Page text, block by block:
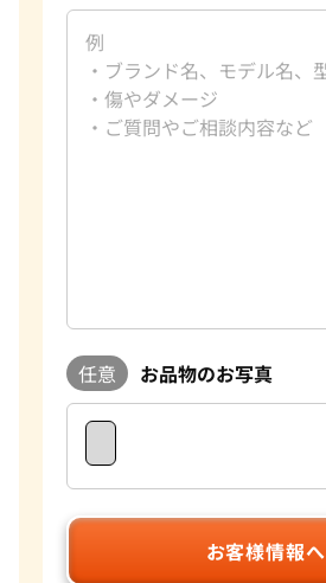
任意 お品物のお写真
お客様情報へ